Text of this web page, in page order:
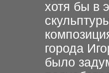
хотя бы в
города
было